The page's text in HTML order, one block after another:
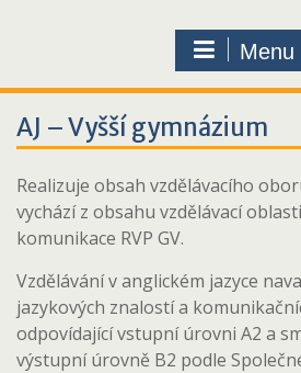
Menu
AJ – Vyšší gymnázium
Realizuje obsah vzdělávacího
vychází z obsahu vzdělávací
komunikace RVP GV.
Vzdělávání v anglickém jazyce
jazykových znalostí a
odpovídající vstupní úrovni A2 a
výstupní úrovně B2 podle